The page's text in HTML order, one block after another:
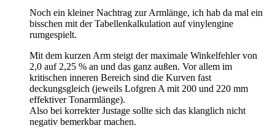
Noch ein kleiner Nachtrag zur Armlänge, ich hab da mal ein
bisschen mit der Tabellenkalkulation auf vinylengine
rumgespielt.
Mit dem kurzen Arm steigt der maximale Winkelfehler von
2,0 auf 2,25 % an und das ganz außen. Vor allem im
kritischen inneren Bereich sind die Kurven fast
deckungsgleich (jeweils Lofgren A mit 200 und 220 mm
effektiver Tonarmlänge).
Also bei korrekter Justage sollte sich das klanglich nicht
negativ bemerkbar machen.